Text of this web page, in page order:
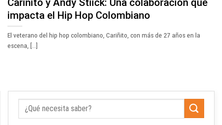
impacta el Hip Hop Colombiano
El veterano del hip hop colombiano, Cariñito, con más de 27 años en la
escena, [...]